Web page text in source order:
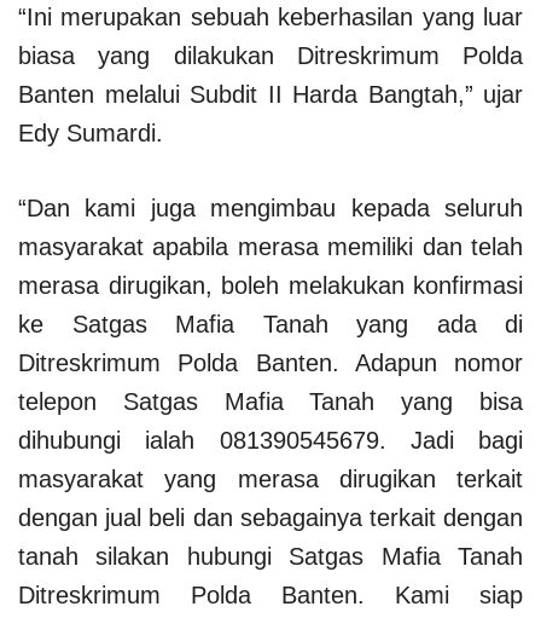
“Ini merupakan sebuah keberhasilan yang luar
biasa yang dilakukan Ditreskrimum Polda
Banten melalui Subdit II Harda Bangtah,” ujar
Edy Sumardi.
“Dan kami juga mengimbau kepada seluruh
masyarakat apabila merasa memiliki dan telah
merasa dirugikan, boleh melakukan konfirmasi
ke Satgas Mafia Tanah yang ada di
Ditreskrimum Polda Banten. Adapun nomor
telepon Satgas Mafia Tanah yang bisa
dihubungi ialah 081390545679. Jadi bagi
masyarakat yang merasa dirugikan terkait
dengan jual beli dan sebagainya terkait dengan
tanah silakan hubungi Satgas Mafia Tanah
Ditreskrimum Polda Banten. Kami siap